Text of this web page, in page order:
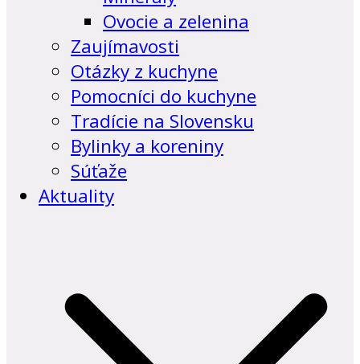
Ovocie a zelenina
Zaujímavosti
Otázky z kuchyne
Pomocníci do kuchyne
Tradície na Slovensku
Bylinky a koreniny
Súťaže
Aktuality